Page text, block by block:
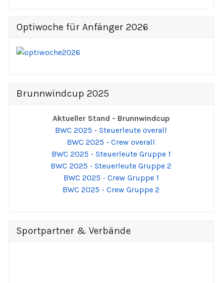
Optiwoche für Anfänger 2026
Brunnwindcup 2025
Aktueller Stand - Brunnwindcup
BWC 2025 - Steuerleute overall
BWC 2025 - Crew overall
BWC 2025 - Steuerleute Gruppe 1
BWC 2025 - Steuerleute Gruppe 2
BWC 2025 - Crew Gruppe 1
BWC 2025 - Crew Gruppe 2
Sportpartner & Verbände